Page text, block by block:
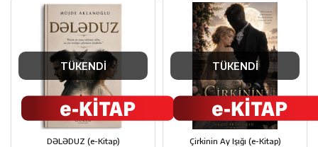
TÜKENDİ
DƏLƏDUZ (e-Kitap)
TÜKENDİ
Çirkinin Ay Işığı (e-Kitap)